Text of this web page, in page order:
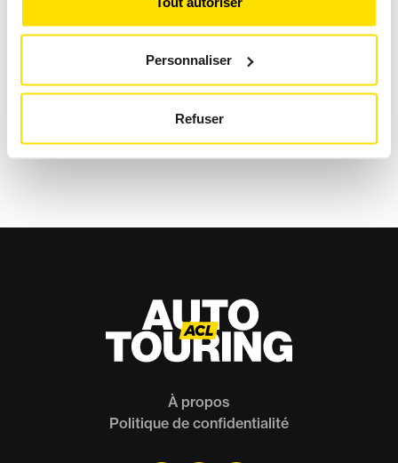
Personnaliser
Refuser
LE CLRV : BIEN PLUS QU’UN
VÉHICULE
Banc d'essai Thermique
À propos
Politique de confidentialité